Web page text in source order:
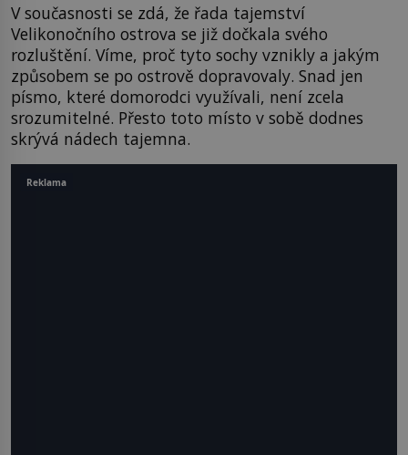
V současnosti se zdá, že řada tajemství
Velikonočního ostrova se již dočkala svého
rozluštění. Víme, proč tyto sochy vznikly a jakým
způsobem se po ostrově dopravovaly. Snad jen
písmo, které domorodci využívali, není zcela
srozumitelné. Přesto toto místo v sobě dodnes
skrývá nádech tajemna.
Reklama